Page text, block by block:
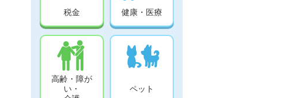
税金 健康・医療
高齢・障が
い・
ペット